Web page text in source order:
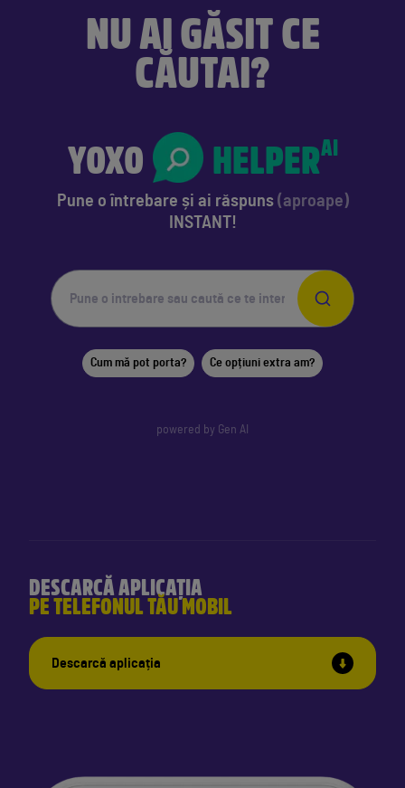
NU AI GĂSIT CE
CĂUTAI?
YOXO HELPERAI
Pune o întrebare și ai răspuns (aproape)
INSTANT!
Cum mă pot porta? Ce opțiuni extra am?
powered by Gen AI
DESCARCĂ APLICAȚIA
PE TELEFONUL TĂU MOBIL
Descarcă aplicația